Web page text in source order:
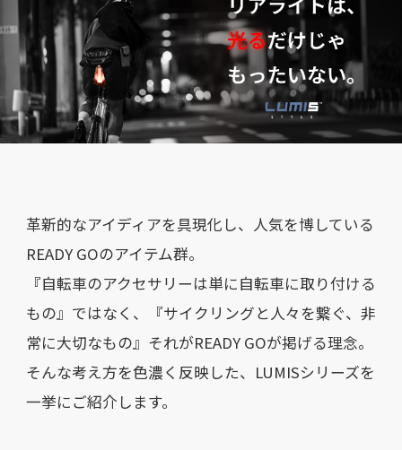
革新的なアイディアを具現化し、人気を博している
READY GOのアイテム群。
『自転車のアクセサリーは単に自転車に取り付ける
もの』ではなく、『サイクリングと人々を繋ぐ、非
常に大切なもの』それがREADY GOが掲げる理念。
そんな考え方を色濃く反映した、LUMISシリーズを
一挙にご紹介します。